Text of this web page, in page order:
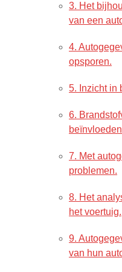
3. Het
van een
4.
opsporen.
5. Inzicht in
6.
7. Met
problemen.
8. Het
het voertuig.
9.
van hun